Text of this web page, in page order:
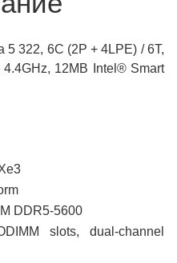
5 322, 6C (2P + 4LPE) / 6T,
4.4GHz, 12MB Intel® Smart
DDR5-5600
slots, dual-channel